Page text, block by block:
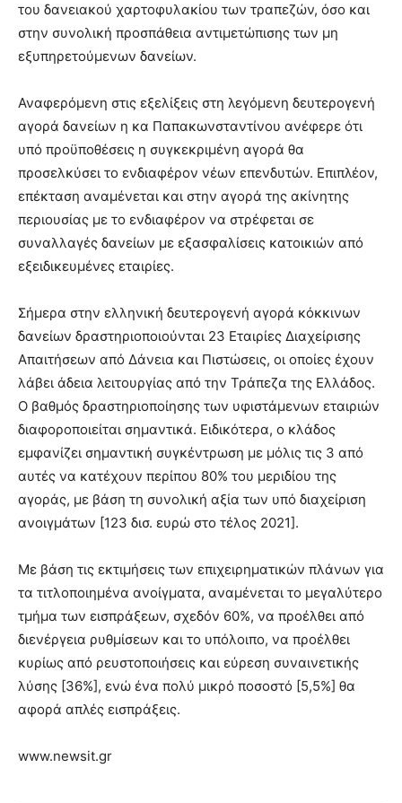
του δανειακού χαρτοφυλακίου των τραπεζών, όσο και
στην συνολική προσπάθεια αντιμετώπισης των μη
εξυπηρετούμενων δανείων.
Αναφερόμενη στις εξελίξεις στη λεγόμενη δευτερογενή
αγορά δανείων η κα Παπακωνσταντίνου ανέφερε ότι
υπό προϋποθέσεις η συγκεκριμένη αγορά θα
προσελκύσει το ενδιαφέρον νέων επενδυτών. Επιπλέον,
επέκταση αναμένεται και στην αγορά της ακίνητης
περιουσίας με το ενδιαφέρον να στρέφεται σε
συναλλαγές δανείων με εξασφαλίσεις κατοικιών από
εξειδικευμένες εταιρίες.
Σήμερα στην ελληνική δευτερογενή αγορά κόκκινων
δανείων δραστηριοποιούνται 23 Εταιρίες Διαχείρισης
Απαιτήσεων από Δάνεια και Πιστώσεις, οι οποίες έχουν
λάβει άδεια λειτουργίας από την Τράπεζα της Ελλάδος.
Ο βαθμός δραστηριοποίησης των υφιστάμενων εταιριών
διαφοροποιείται σημαντικά. Ειδικότερα, ο κλάδος
εμφανίζει σημαντική συγκέντρωση με μόλις τις 3 από
αυτές να κατέχουν περίπου 80% του μεριδίου της
αγοράς, με βάση τη συνολική αξία των υπό διαχείριση
ανοιγμάτων [123 δισ. ευρώ στο τέλος 2021].
Με βάση τις εκτιμήσεις των επιχειρηματικών πλάνων για
τα τιτλοποιημένα ανοίγματα, αναμένεται το μεγαλύτερο
τμήμα των εισπράξεων, σχεδόν 60%, να προέλθει από
διενέργεια ρυθμίσεων και το υπόλοιπο, να προέλθει
κυρίως από ρευστοποιήσεις και εύρεση συναινετικής
λύσης [36%], ενώ ένα πολύ μικρό ποσοστό [5,5%] θα
αφορά απλές εισπράξεις.
www.newsit.gr